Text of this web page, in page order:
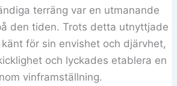
terräng var en utmanande
den tiden. Trots detta utnyttjade
för sin envishet och djärvhet,
och lyckades etablera en
vinframställning.